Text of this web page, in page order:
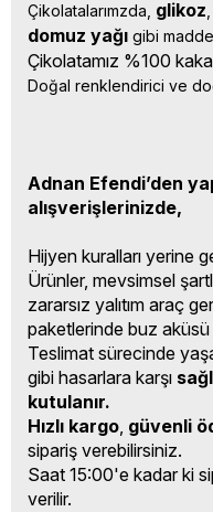
Çikolatalarımzda, glikoz
domuz yağı gibi
Çikolatamız %100
Doğal renklendirici ve
Adnan Efendi’den
alışverişlerinizde,
Hijyen kuralları yerine
Ürünler, mevsimsel
zararsız yalıtım araç
paketlerinde buz aküsü
Teslimat sürecinde
gibi hasarlara karşı
kutulanır.
Hızlı kargo, güvenli
sipariş verebilirsiniz.
Saat 15:00'e kadar ki
verilir.